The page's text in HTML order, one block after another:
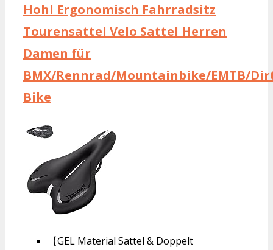
Hohl Ergonomisch Fahrradsitz
Tourensattel Velo Sattel Herren
Damen für
BMX/Rennrad/Mountainbike/EMTB/
Bike
【GEL Material Sattel & Doppelt